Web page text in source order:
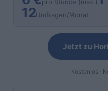
pro Stunde (max.)
12Umfragen/Monat
Jetzt zu
Kostenlos ·